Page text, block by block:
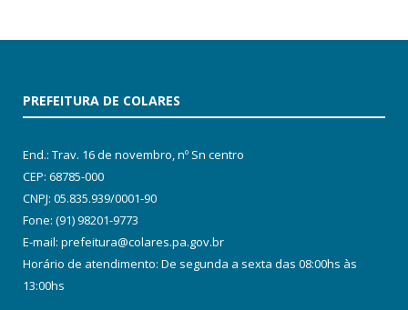
PREFEITURA DE COLARES
End.: Trav. 16 de novembro, nº Sn centro
CEP: 68785-000
CNPJ: 05.835.939/0001-90
Fone: (91) 98201-9773
E-mail: prefeitura@colares.pa.gov.br
Horário de atendimento: De segunda a sexta das 08:00hs às
13:00hs